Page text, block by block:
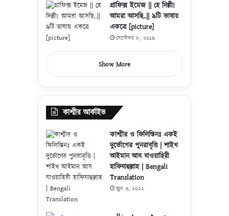
গ্রাফিক্স ইমেজ || হে দিল্লী!
আমরা আসছি..|| ৯টি ভাষায়
একত্রে [picture]
সেপ্টেম্বর ৮, ২০১৯
Show More
কাশ্মীর আর্কাইভ
কাশ্মীর ও ফিলিস্তিনঃ একই
দুর্ভোগের পুনরাবৃত্তি | শাইখ
আইমান আয যাওয়াহিরী
হাফিযাহুল্লাহ | Bengali
Translation
জুন ৩, ২০২২